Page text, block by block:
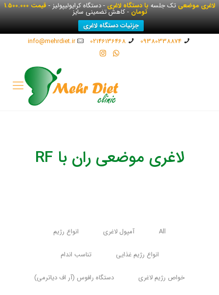
لاغری موضعیتک جلسهبا دستگاه لاغری- دستگاه کرایولیپولیز - قیمت 1.500.000
تومان- کاهش تضمینی سایز
جزئیات دستگاه لاغری
09380338874
02146136468
info@mehrdiet.ir
لاغری موضعی ران با RF
All آمپول لاغری انواع رژیم
انواع رژیم غذایی تناسب اندام
خواص رژیم لاغری دستگاه رافوس (آر اف دیاترمی)